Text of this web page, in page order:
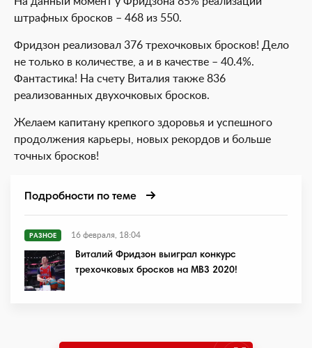
штрафных бросков – 468 из 550.
Фридзон реализовал 376 трехочковых бросков! Дело
не только в количестве, а и в качестве – 40.4%.
Фантастика! На счету Виталия также 836
реализованных двухочковых бросков.
Желаем капитану крепкого здоровья и успешного
продолжения карьеры, новых рекордов и больше
точных бросков!
Подробности по теме
РАЗНОЕ 16 февраля, 18:04
Виталий Фридзон выиграл конкурс
трехочковых бросков на МВЗ 2020!